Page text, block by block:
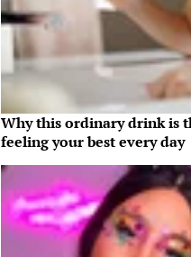
Why this ordinary drink is
feeling your best every day